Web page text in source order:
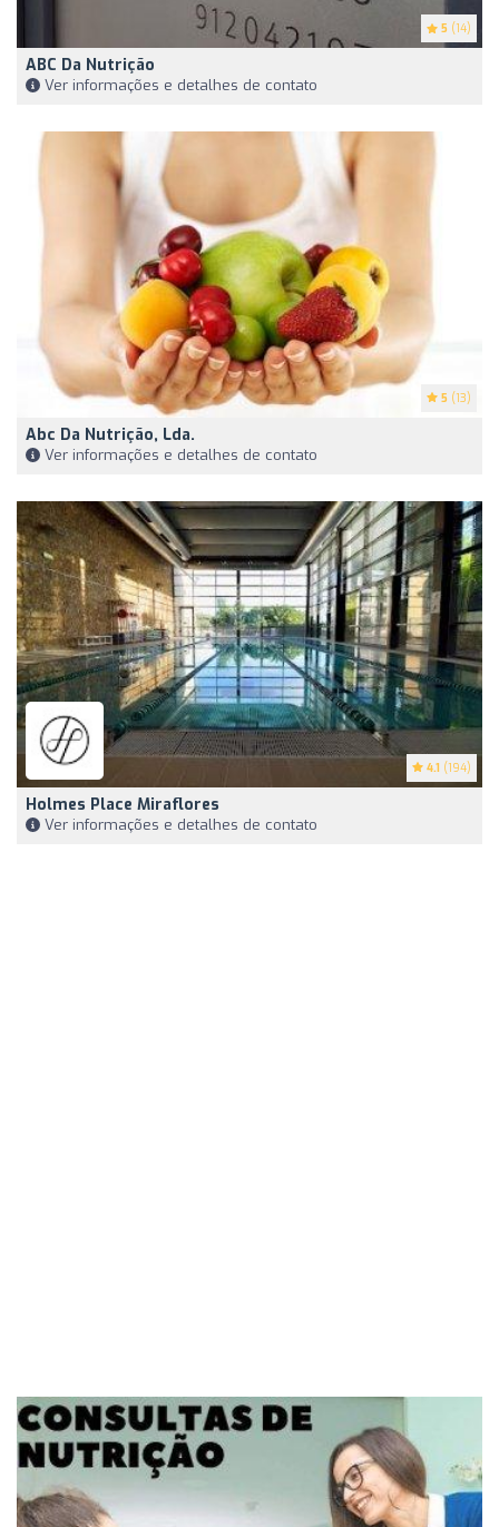
5 (14)
ABC Da Nutrição
Ver informações e detalhes de contato
5 (13)
Abc Da Nutrição, Lda.
Ver informações e detalhes de contato
4.1 (194)
Holmes Place Miraflores
Ver informações e detalhes de contato